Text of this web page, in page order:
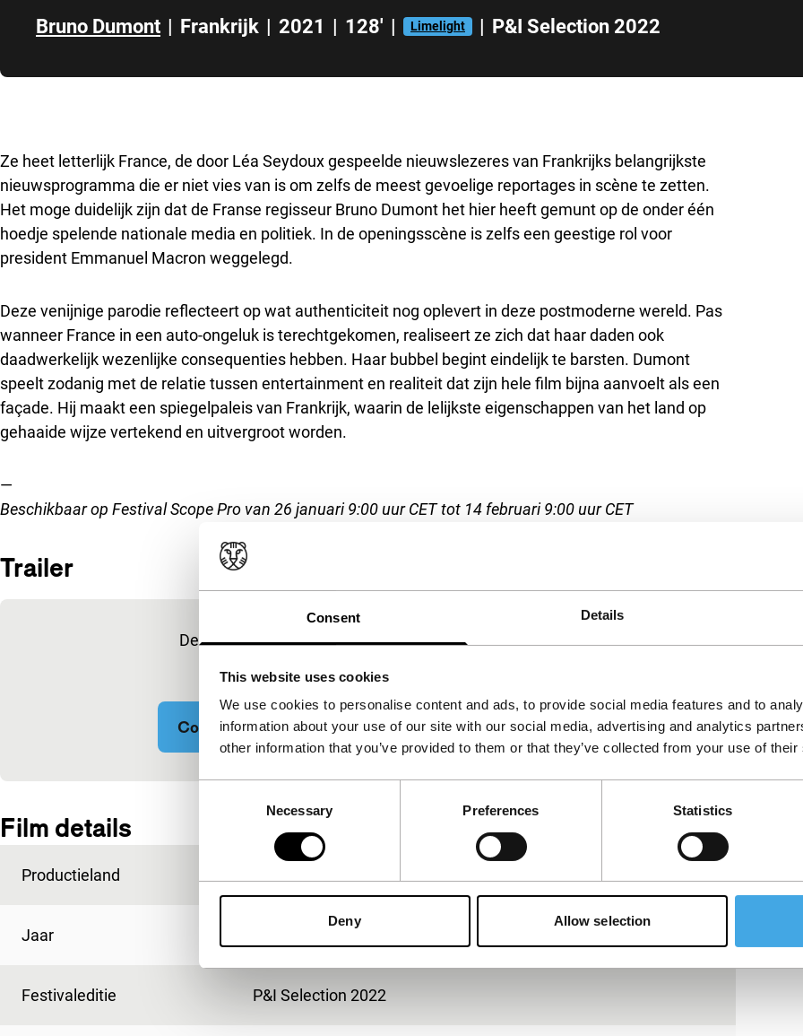
Consent Details
This website uses cookies
We use cookies to personalise content and ads, to provide social media features and to
information about your use of our site with our social media, advertising and analytics
other information that you’ve provided to them or that they’ve collected from your use of
Necessary Preferences Statistics
Deny Allow selection
Bruno Dumont | Frankrijk | 2021 | 128' | Limelight | P&I Selection 2022
Ze heet letterlijk France, de door Léa Seydoux gespeelde nieuwslezeres van Frankrijks belangrijkste
nieuwsprogramma die er niet vies van is om zelfs de meest gevoelige reportages in scène te zetten.
Het moge duidelijk zijn dat de Franse regisseur Bruno Dumont het hier heeft gemunt op de onder één
hoedje spelende nationale media en politiek. In de openingsscène is zelfs een geestige rol voor
president Emmanuel Macron weggelegd.
Deze venijnige parodie reflecteert op wat authenticiteit nog oplevert in deze postmoderne wereld. Pas
wanneer France in een auto-ongeluk is terechtgekomen, realiseert ze zich dat haar daden ook
daadwerkelijk wezenlijke consequenties hebben. Haar bubbel begint eindelijk te barsten. Dumont
speelt zodanig met de relatie tussen entertainment en realiteit dat zijn hele film bijna aanvoelt als een
façade. Hij maakt een spiegelpaleis van Frankrijk, waarin de lelijkste eigenschappen van het land op
gehaaide wijze vertekend en uitvergroot worden.
—
Beschikbaar op Festival Scope Pro van 26 januari 9:00 uur CET tot 14 februari 9:00 uur CET
Trailer
Ingesloten inhoud van YouTube overslaan
Deze inhoud is beschikbaar na het accepteren van de
Cookie-instellingen wijzigen Bekijk op YouTube
Film details
Productieland
Jaar
Festivaleditie P&I Selection 2022